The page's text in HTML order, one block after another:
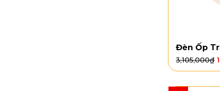
Đèn Ốp
3,105,000₫